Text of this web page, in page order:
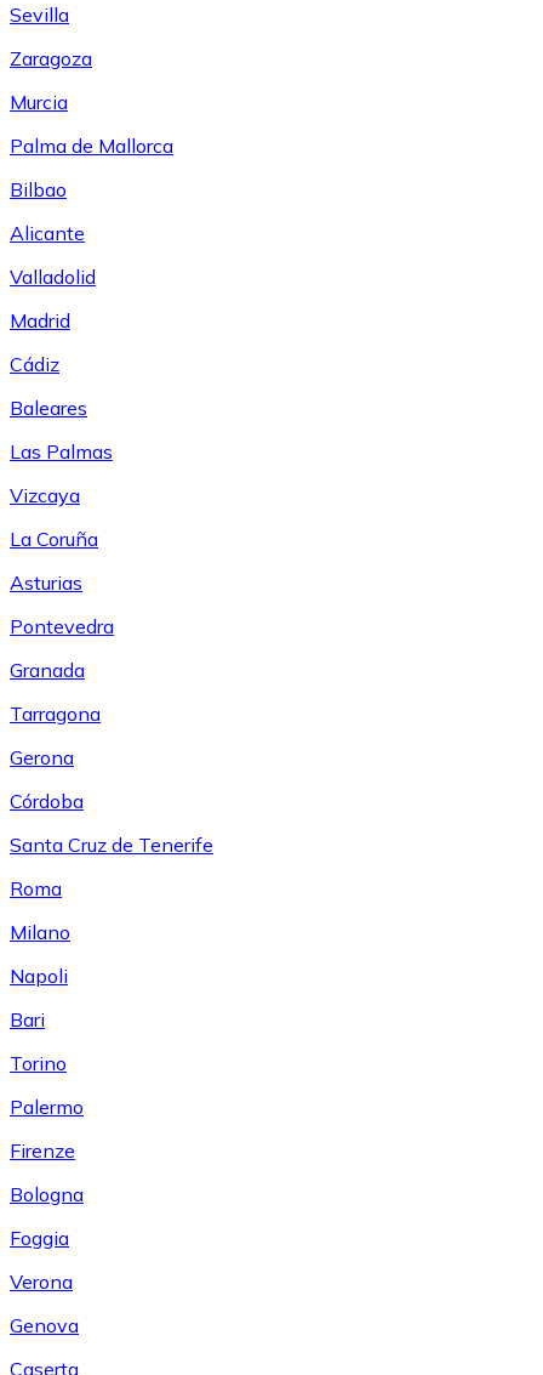
Sevilla
Zaragoza
Murcia
Palma de Mallorca
Bilbao
Alicante
Valladolid
Madrid
Cádiz
Baleares
Las Palmas
Vizcaya
La Coruña
Asturias
Pontevedra
Granada
Tarragona
Gerona
Córdoba
Santa Cruz de Tenerife
Roma
Milano
Napoli
Bari
Torino
Palermo
Firenze
Bologna
Foggia
Verona
Genova
Caserta